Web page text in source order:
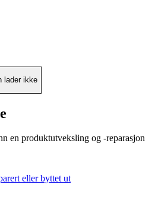
lader ikke
en produktutveksling og -reparasjon
eller byttet ut